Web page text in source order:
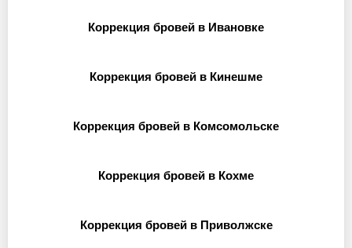
Коррекция бровей в Ивановке
Коррекция бровей в Кинешме
Коррекция бровей в Комсомольске
Коррекция бровей в Кохме
Коррекция бровей в Приволжске